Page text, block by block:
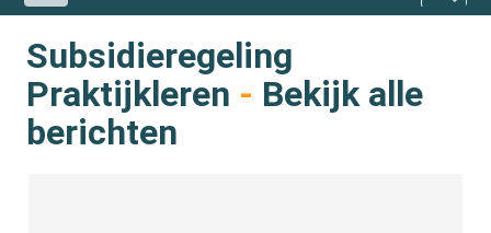
Subsidieregeling
Praktijkleren - Bekijk alle
berichten